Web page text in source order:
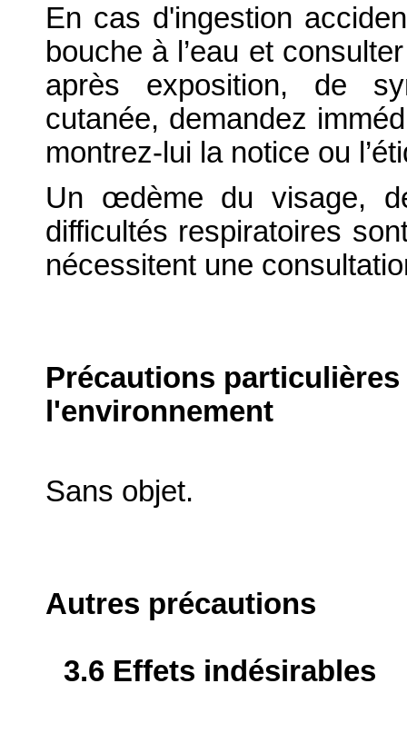
En cas d'ingestion
bouche à l’eau et
après exposition, de
cutanée, demandez
montrez-lui la notice ou
Un œdème du visage,
difficultés respiratoires
nécessitent une
Précautions
l'environnement
Sans objet.
Autres précautions
3.6 Effets indésirables